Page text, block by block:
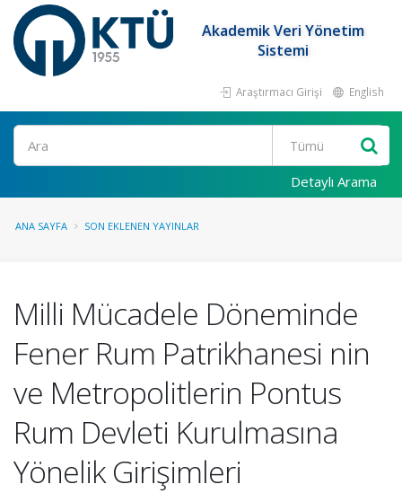
Akademik Veri Yönetim
Sistemi
Araştırmacı Girişi English
Ara
Detaylı Arama
ANA SAYFA SON EKLENEN YAYINLAR
Milli Mücadele Döneminde
Fener Rum Patrikhanesi nin
ve Metropolitlerin Pontus
Rum Devleti Kurulmasına
Yönelik Girişimleri